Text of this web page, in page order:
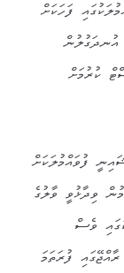
ފަހަކަށް
ކުރުމަށް
ފުވައްމުލަކަށް
ވިދާޅުވީ ވާލުގެ
ވެސް
ފުރަތަމަ